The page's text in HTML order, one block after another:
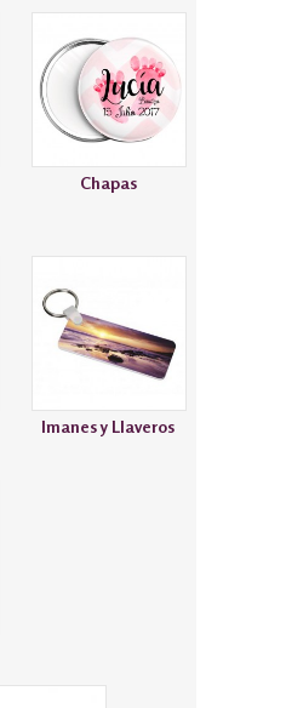
Chapas
Imanes y Llaveros